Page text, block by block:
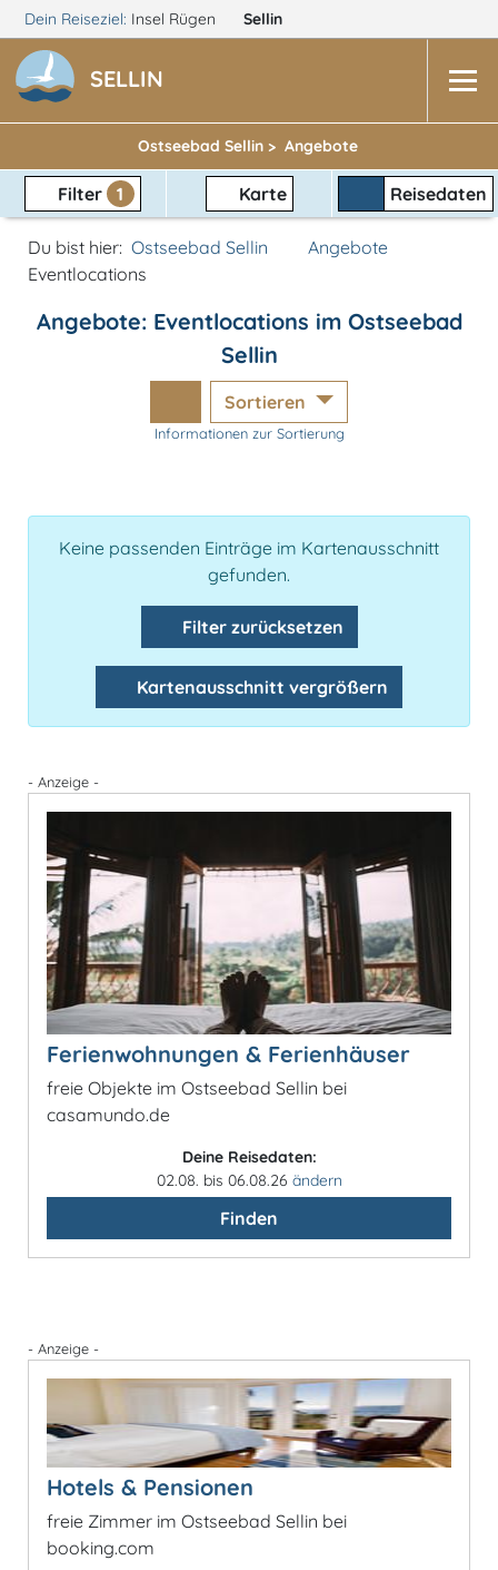
Dein Reiseziel: Insel Rügen Sellin
SELLIN
Ostseebad Sellin > Angebote
Filter 1 Karte Reisedaten
Du bist hier: Ostseebad Sellin
Angebote
Eventlocations
Angebote: Eventlocations im Ostseebad
Sellin
Sortieren
Informationen zur Sortierung
Keine passenden Einträge im Kartenausschnitt
gefunden.
Filter zurücksetzen
Kartenausschnitt vergrößern
- Anzeige -
Ferienwohnungen & Ferienhäuser
freie Objekte im Ostseebad Sellin bei
casamundo.de
Deine Reisedaten:
02.08. bis 06.08.26 ändern
Finden
- Anzeige -
Hotels & Pensionen
freie Zimmer im Ostseebad Sellin bei
booking.com